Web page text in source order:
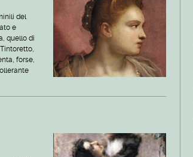
del
e
quello di
forse,